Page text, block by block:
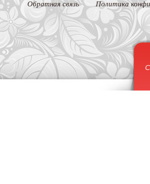
Обратная связь Политика